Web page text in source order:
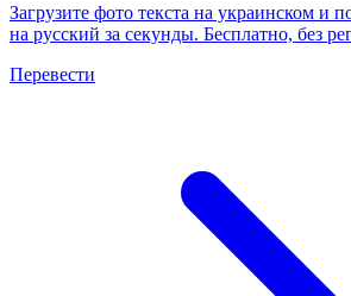
Загрузите фото текста на украинском и
на русский за секунды. Бесплатно, без
Перевести